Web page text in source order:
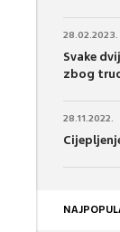
28.02.2023.
Svake
zbog
28.11.2022.